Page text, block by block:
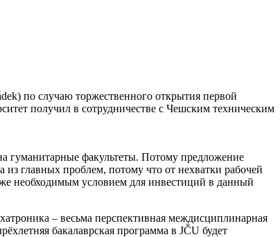
по случаю торжественного открытия первой
получил в сотрудничестве с Чешским техническим
гуманитарные факультеты. Потому предложение
из главных проблем, потому что от нехватки рабочей
необходимым условием для инвестиций в данный
– весьма перспективная междисциплинарная
бакалаврская программа в JČU будет